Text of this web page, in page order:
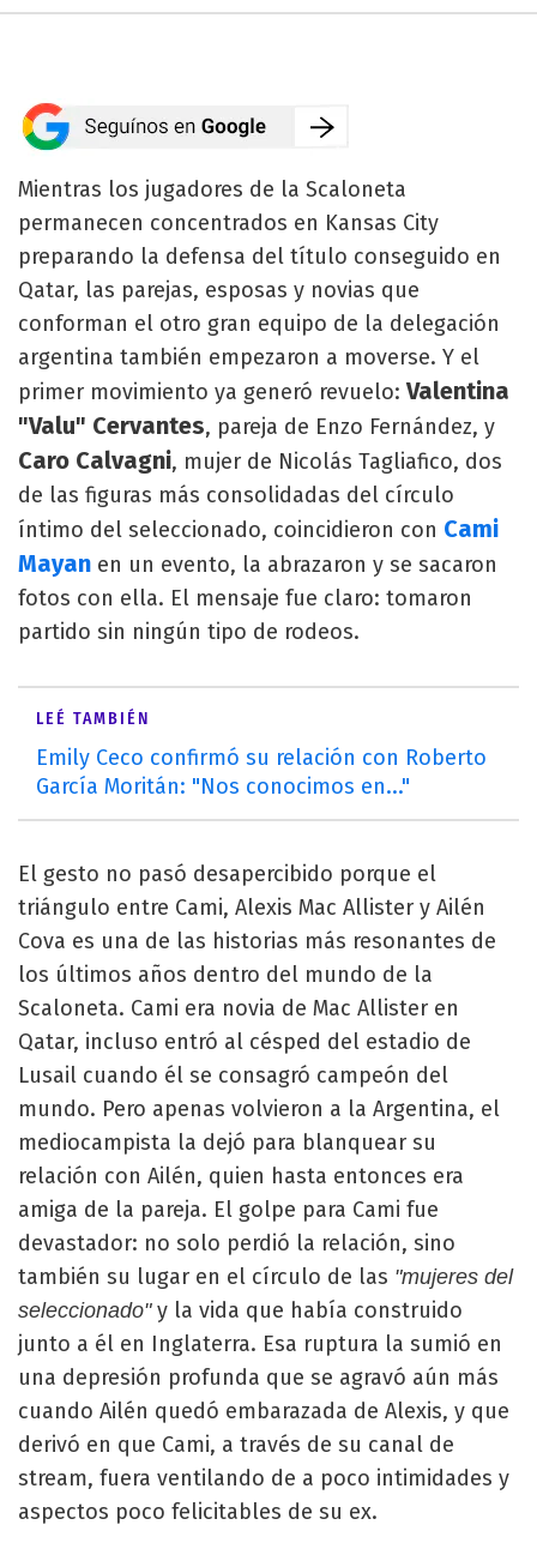
Mientras los jugadores de la Scaloneta
permanecen concentrados en Kansas City
preparando la defensa del título conseguido en
Qatar, las parejas, esposas y novias que
conforman el otro gran equipo de la delegación
argentina también empezaron a moverse. Y el
primer movimiento ya generó revuelo:Valentina
"Valu" Cervantes, pareja de Enzo Fernández, y
Caro Calvagni, mujer de Nicolás Tagliafico, dos
de las figuras más consolidadas del círculo
íntimo del seleccionado, coincidieron con Cami
Mayan en un evento, la abrazaron y se sacaron
fotos con ella. El mensaje fue claro: tomaron
partido sin ningún tipo de rodeos.
LEÉ TAMBIÉN
Emily Ceco confirmó su relación con Roberto
García Moritán: "Nos conocimos en..."
El gesto no pasó desapercibido porque el
triángulo entre Cami, Alexis Mac Allister y Ailén
Cova es una de las historias más resonantes de
los últimos años dentro del mundo de la
Scaloneta. Cami era novia de Mac Allister en
Qatar, incluso entró al césped del estadio de
Lusail cuando él se consagró campeón del
mundo. Pero apenas volvieron a la Argentina, el
mediocampista la dejó para blanquear su
relación con Ailén, quien hasta entonces era
amiga de la pareja. El golpe para Cami fue
devastador: no solo perdió la relación, sino
también su lugar en el círculo de las "mujeres del
seleccionado"y la vida que había construido
junto a él en Inglaterra. Esa ruptura la sumió en
una depresión profunda que se agravó aún más
cuando Ailén quedó embarazada de Alexis, y que
derivó en que Cami, a través de su canal de
stream, fuera ventilando de a poco intimidades y
aspectos poco felicitables de su ex.